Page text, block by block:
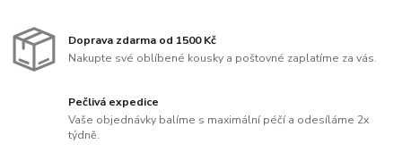
Doprava zdarma od 1500 Kč
Nakupte své oblíbené kousky a poštovné zaplatíme za vás.
Pečlivá expedice
Vaše objednávky balíme s maximální péčí a odesíláme 2x
týdně.